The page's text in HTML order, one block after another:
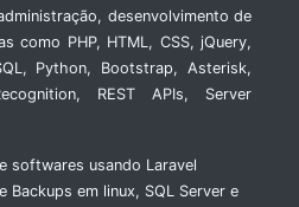
desenvolvimento de
como PHP, HTML, CSS, jQuery,
Python, Bootstrap, Asterisk,
REST APIs, Server
softwares usando Laravel
Backups em linux, SQL Server e